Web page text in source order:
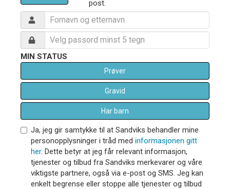
post.
MIN STATUS
Prøver
Gravid
Har barn
Ja, jeg gir samtykke til at Sandviks behandler mine
personopplysninger i tråd med informasjonen gitt
her. Dette betyr at jeg får relevant informasjon,
tjenester og tilbud fra Sandviks merkevarer og våre
viktigste partnere, også via e-post og SMS. Jeg kan
enkelt begrense eller stoppe alle tjenester og tilbud